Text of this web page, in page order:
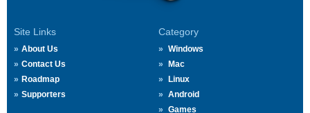
Site Links
About Us
Contact Us
Roadmap
Supporters
Category
Windows
Mac
Linux
Android
Games